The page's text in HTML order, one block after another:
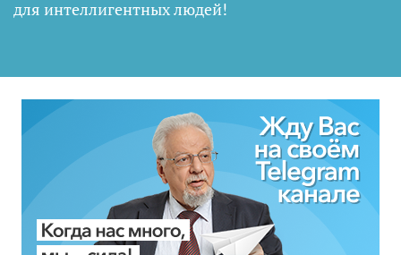
для интеллигентных людей!